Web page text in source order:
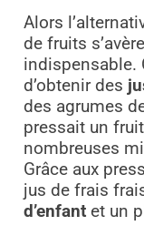
Alors
de fruits
indispensable.
d’obtenir des
des agrumes
pressait un
nombreuses
Grâce aux
jus de frais
d’enfantet un